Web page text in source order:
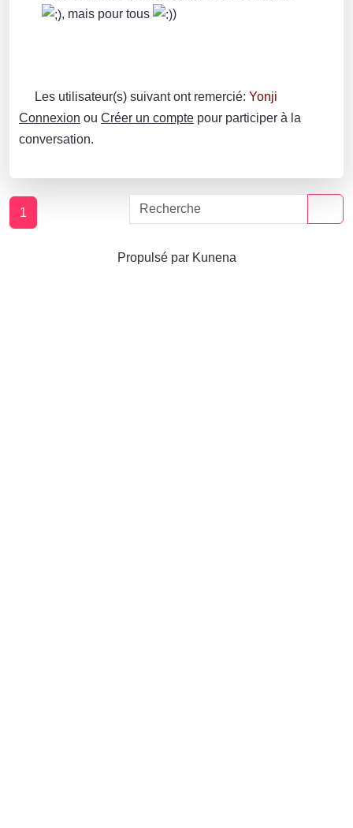
, mais pour tous
)
Les utilisateur(s) suivant ont remercié: Yonji
Connexion ou Créer un compte pour participer à la
conversation.
1
Propulsé par Kunena